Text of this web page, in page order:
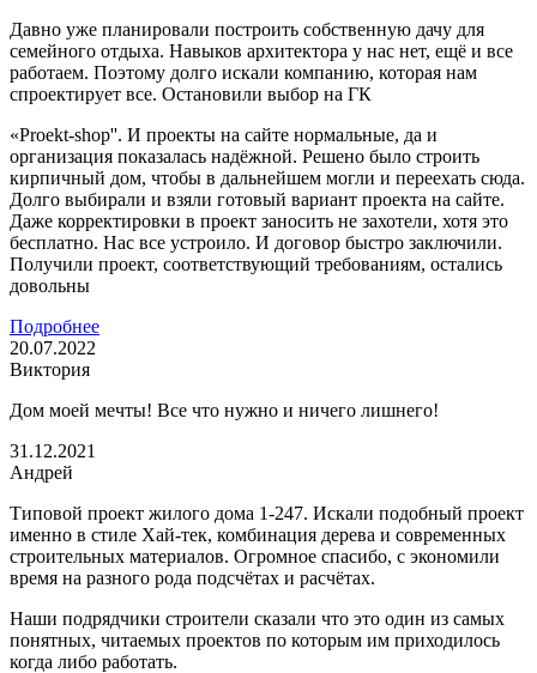
Давно уже планировали построить собственную дачу для
семейного отдыха. Навыков архитектора у нас нет, ещё и все
работаем. Поэтому долго искали компанию, которая нам
спроектирует все. Остановили выбор на ГК
«Proekt-shop''. И проекты на сайте нормальные, да и
организация показалась надёжной. Решено было строить
кирпичный дом, чтобы в дальнейшем могли и переехать сюда.
Долго выбирали и взяли готовый вариант проекта на сайте.
Даже корректировки в проект заносить не захотели, хотя это
бесплатно. Нас все устроило. И договор быстро заключили.
Получили проект, соответствующий требованиям, остались
довольны
Подробнее
20.07.2022
Виктория
Дом моей мечты! Все что нужно и ничего лишнего!
31.12.2021
Андрей
Типовой проект жилого дома 1-247. Искали подобный проект
именно в стиле Хай-тек, комбинация дерева и современных
строительных материалов. Огромное спасибо, с экономили
время на разного рода подсчётах и расчётах.
Наши подрядчики строители сказали что это один из самых
понятных, читаемых проектов по которым им приходилось
когда либо работать.